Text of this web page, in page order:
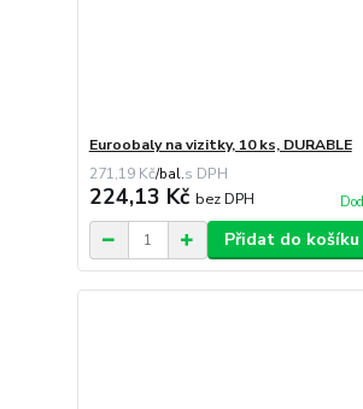
Euroobaly na vizitky, 10 ks, DURABLE
271,19 Kč/bal.
224,13 Kč bez DPH
Přidat do košíku